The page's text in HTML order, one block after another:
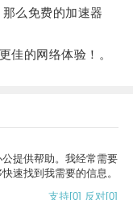
么免费的加速器
的网络体验！。
提供帮助。我经常需要
速找到我需要的信息。
支持[0] 反对[0]